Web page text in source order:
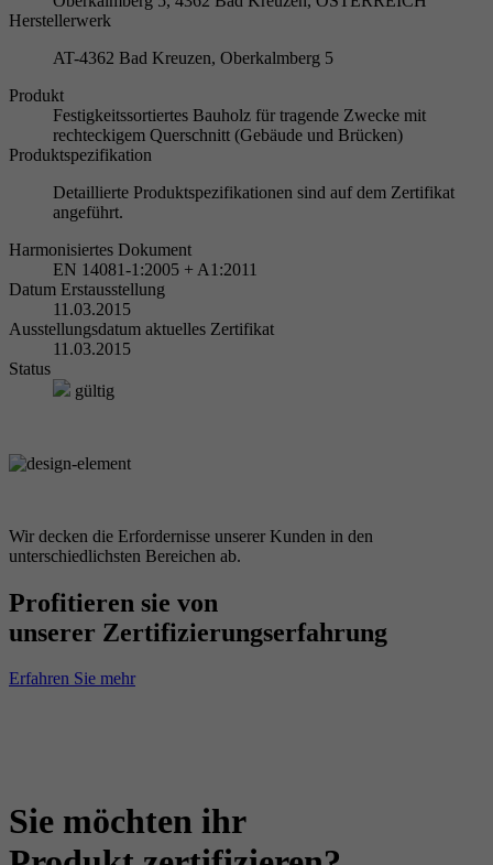
Herstellerwerk
AT-4362 Bad Kreuzen, Oberkalmberg 5
Produkt
Festigkeitssortiertes Bauholz für tragende Zwecke mit
rechteckigem Querschnitt (Gebäude und Brücken)
Produktspezifikation
Detaillierte Produktspezifikationen sind auf dem Zertifikat
angeführt.
Harmonisiertes Dokument
EN 14081-1:2005 + A1:2011
Datum Erstausstellung
11.03.2015
Ausstellungsdatum aktuelles Zertifikat
11.03.2015
Status
gültig
Wir decken die Erfordernisse unserer Kunden in den
unterschiedlichsten Bereichen ab.
Profitieren sie von
unserer Zertifizierungserfahrung
Erfahren Sie mehr
Sie möchten ihr